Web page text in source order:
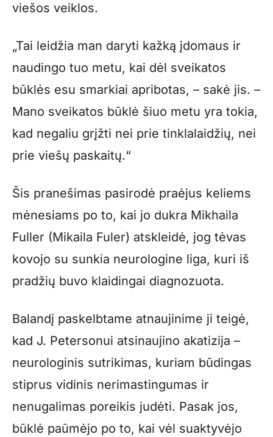
viešos veiklos.
„Tai leidžia man daryti kažką įdomaus ir
naudingo tuo metu, kai dėl sveikatos
būklės esu smarkiai apribotas, – sakė jis. –
Mano sveikatos būklė šiuo metu yra tokia,
kad negaliu grįžti nei prie tinklalaidžių, nei
prie viešų paskaitų.“
Šis pranešimas pasirodė praėjus keliems
mėnesiams po to, kai jo dukra Mikhaila
Fuller (Mikaila Fuler) atskleidė, jog tėvas
kovojo su sunkia neurologine liga, kuri iš
pradžių buvo klaidingai diagnozuota.
Balandį paskelbtame atnaujinime ji teigė,
kad J. Petersonui atsinaujino akatizija –
neurologinis sutrikimas, kuriam būdingas
stiprus vidinis nerimastingumas ir
nenugalimas poreikis judėti. Pasak jos,
būklė paūmėjo po to, kai vėl suaktyvėjo